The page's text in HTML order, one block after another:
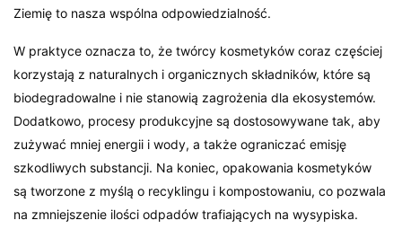
Ziemię to nasza wspólna odpowiedzialność.
W praktyce oznacza to, że twórcy kosmetyków coraz częściej
korzystają z naturalnych i organicznych składników, które są
biodegradowalne i nie stanowią zagrożenia dla ekosystemów.
Dodatkowo, procesy produkcyjne są dostosowywane tak, aby
zużywać mniej energii i wody, a także ograniczać emisję
szkodliwych substancji. Na koniec, opakowania kosmetyków
są tworzone z myślą o recyklingu i kompostowaniu, co pozwala
na zmniejszenie ilości odpadów trafiających na wysypiska.